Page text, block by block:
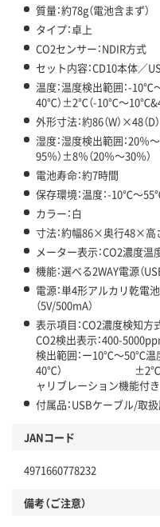
質量：約78g（電池含まず）
タイプ：卓上
CO2センサー：NDIR方式
セット内容：CD10本体／
温度：温度検出範囲：-
40℃）±2℃（-10℃～
外形寸法：約86（W）×48（D
湿度：湿度検出範囲：20％
95％）±8％（20％～30％）
電池寿命：約7時間
保存環境：温度：-10℃～
カラー：白
寸法：約幅86×奥行48×高
メーター表示：CO2濃度温
機能：選べる2WAY電源（
電源：単4形アルカリ乾電
（5V/500mA）
表示項目：CO2濃度検知方
CO2検出表示：400-
検出範囲：ー10℃～50℃
40℃） ±2℃（ー
ャリブレーション機能付き
付属品：USBケーブル/取扱
JANコード
4971660778232
備考（ご注意）